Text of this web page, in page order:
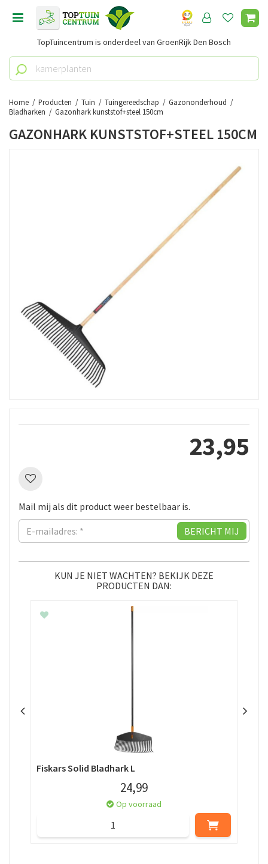
Home Producten Tuin Tuingereedschap
Gazononderhoud
Bladharken
Gazonhark kunststof+steel 150cm
TopTuincentrum is onderdeel van GroenRijk Den Bosch
GAZONHARK KUNSTSTOF+STEEL 150CM
23,95
Mail mij als dit product weer bestelbaar is.
KUN JE NIET WACHTEN? BEKIJK DEZE
PRODUCTEN DAN:
Fiskars Solid Bladhark L
24,99
Op voorraad